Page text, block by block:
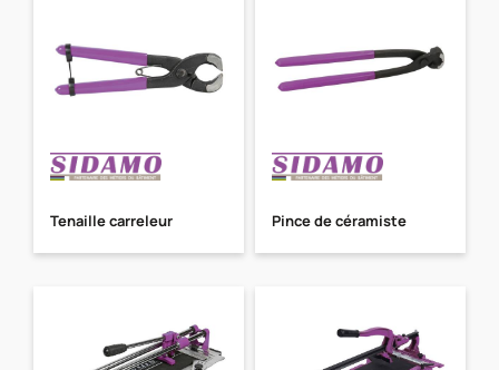
Tenaille carreleur Pince de céramiste